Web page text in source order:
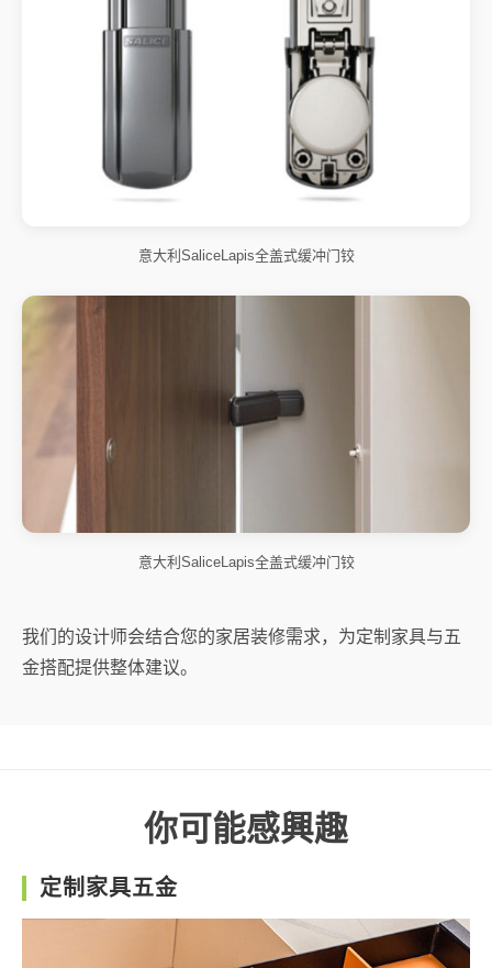
意大利SaliceLapis全盖式缓冲门铰
意大利SaliceLapis全盖式缓冲门铰
我们的设计师会结合您的家居装修需求，为定制家具与五
金搭配提供整体建议。
你可能感興趣
定制家具五金